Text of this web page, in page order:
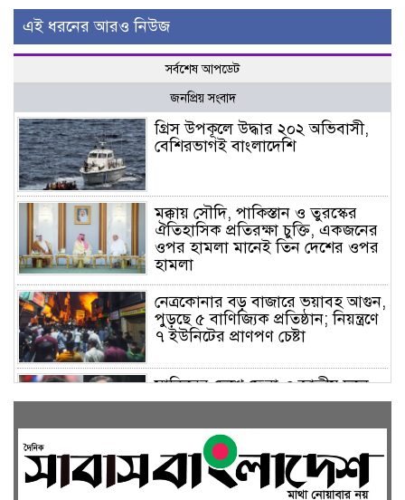
এই ধরনের আরও নিউজ
সর্বশেষ আপডেট
জনপ্রিয় সংবাদ
গ্রিস উপকূলে উদ্ধার ২০২ অভিবাসী,
বেশিরভাগই বাংলাদেশি
মক্কায় সৌদি, পাকিস্তান ও তুরস্কের
ঐতিহাসিক প্রতিরক্ষা চুক্তি, একজনের
ওপর হামলা মানেই তিন দেশের ওপর
হামলা
নেত্রকোনার বড় বাজারে ভয়াবহ আগুন,
পুড়ছে ৫ বাণিজ্যিক প্রতিষ্ঠান; নিয়ন্ত্রণে
৭ ইউনিটের প্রাণপণ চেষ্টা
সাকিবের দেশে ফেরা ও জাতীয় দলে
ফেরার সম্ভাবনা নেই, ইঙ্গিত ক্রীড়া
ফেসবুকে যুক্ত হলো বিকাশ, সহজ
হলো ডিজিটাল পেমেন্ট